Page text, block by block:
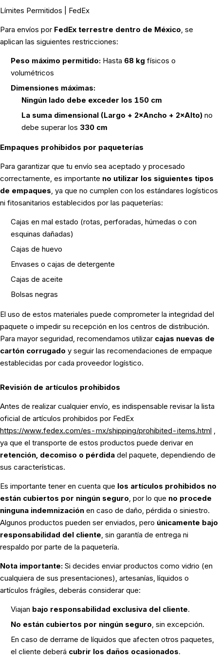
Límites Permitidos | FedEx
Para envíos por FedEx terrestre dentro de México, se
aplican las siguientes restricciones:
Peso máximo permitido: Hasta 68 kg físicos o
volumétricos
Dimensiones máximas:
Ningún lado debe exceder los 150 cm
La suma dimensional (Largo + 2×Ancho + 2×Alto) no
debe superar los 330 cm
Empaques prohibidos por paqueterías
Para garantizar que tu envío sea aceptado y procesado
correctamente, es importante no utilizar los siguientes tipos
de empaques, ya que no cumplen con los estándares logísticos
ni fitosanitarios establecidos por las paqueterías:
Cajas en mal estado (rotas, perforadas, húmedas o con
esquinas dañadas)
Cajas de huevo
Envases o cajas de detergente
Cajas de aceite
Bolsas negras
El uso de estos materiales puede comprometer la integridad del
paquete o impedir su recepción en los centros de distribución.
Para mayor seguridad, recomendamos utilizar cajas nuevas de
cartón corrugado y seguir las recomendaciones de empaque
establecidas por cada proveedor logístico.
Revisión de artículos prohibidos
Antes de realizar cualquier envío, es indispensable revisar la lista
oficial de artículos prohibidos por FedEx
https://www.fedex.com/es-mx/shipping/prohibited-items.html ,
ya que el transporte de estos productos puede derivar en
retención, decomiso o pérdida del paquete, dependiendo de
sus características.
Es importante tener en cuenta que los artículos prohibidos no
están cubiertos por ningún seguro, por lo que no procede
ninguna indemnización en caso de daño, pérdida o siniestro.
Algunos productos pueden ser enviados, pero únicamente bajo
responsabilidad del cliente, sin garantía de entrega ni
respaldo por parte de la paquetería.
Nota importante: Si decides enviar productos como vidrio (en
cualquiera de sus presentaciones), artesanías, líquidos o
artículos frágiles, deberás considerar que:
Viajan bajo responsabilidad exclusiva del cliente.
No están cubiertos por ningún seguro, sin excepción.
En caso de derrame de líquidos que afecten otros paquetes,
el cliente deberá cubrir los daños ocasionados.